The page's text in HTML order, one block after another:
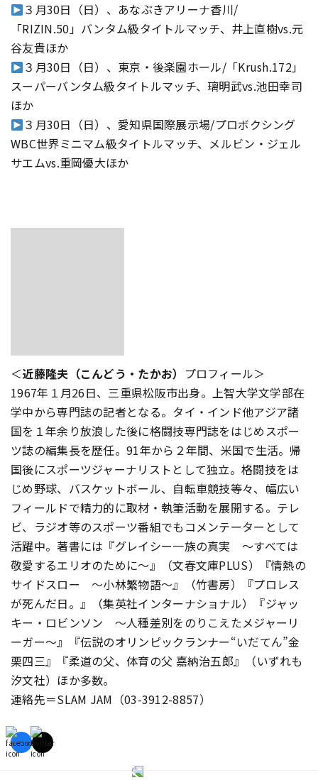
３月30日（日）、あなぶきアリーナ香川/
「RIZIN.50」バンタム級タイトルマッチ、井上直樹vs.元
谷友貴ほか
３月30日（日）、東京・後楽園ホール/「Krush.172」
スーパーバンタム級タイトルマッチ、璃明武vs.池田幸司
ほか
３月30日（日）、愛知県国際展示場/プロボクシング
WBC世界ミニマム級タイトルマッチ、メルビン・ジェル
サエムvs.重岡優大ほか
＜近藤隆夫（こんどう・たかお） プロフィール＞
1967年１月26日、三重県松阪市出身。上智大学文学部在
学中から専門誌の記者となる。タイ・インド他アジア諸
国を１年余り放浪した後に格闘技専門誌をはじめスポー
ツ誌の編集長を歴任。91年から２年間、米国で生活。帰
国後にスポーツジャーナリストとして独立。格闘技をは
じめ野球、バスケットボール、自転車競技等々、幅広い
フィールドで精力的に取材・執筆活動を展開する。テレ
ビ、ラジオ等のスポーツ番組でもコメンテーターとして
活躍中。著書には『グレイシー一族の真実 ～すべては
敬愛するエリオのために～』（文春文庫PLUS）『情熱の
サイドスロー ～小林繁物語～』（竹書房）『プロレス
が死んだ日。』（集英社インターナショナル）『ジャッ
キー・ロビンソン ～人種差別をのりこえたメジャーリ
ーガー～』『伝説のオリンピックランナー“いだてん”金
栗四三』『柔道の父、体育の父 嘉納治五郎』（いずれも
汐文社）ほか多数。
連絡先＝SLAM JAM（03-3912-8857）